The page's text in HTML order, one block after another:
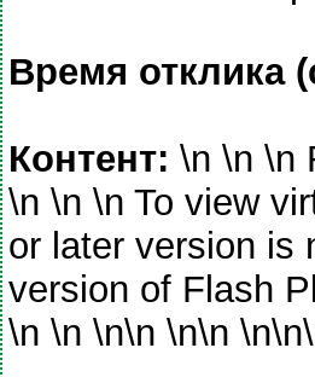
Время отклика
Контент: \n \n \n
\n \n \n To view
or later version is
version of Flash
\n \n \n\n \n\n